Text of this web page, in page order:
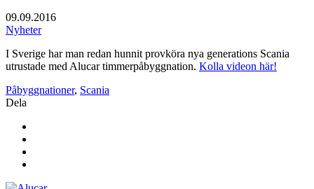
09.09.2016
Nyheter
I Sverige har man redan hunnit provköra nya generations Scania
utrustade med Alucar timmerpåbyggnation. Kolla videon här!
Påbyggnationer, Scania
Dela